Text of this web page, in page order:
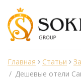
Главная Статьи
/ Дешевые отели